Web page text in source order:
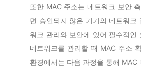
또한 MAC 주소는 네트워크 보안
면 승인되지 않은 기기의 네트워크
워크 관리와 보안에 있어 필수적인
네트워크를 관리할 때 MAC 주소
환경에서는 다음 과정을 통해 MAC